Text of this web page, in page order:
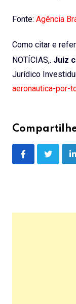
Fonte: Agência
Como citar e
NOTÍCIAS,. Juiz
Jurídico
aeronautica-por-